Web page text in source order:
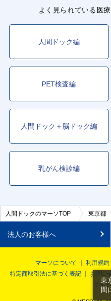
よく見られている医
人間ドック編
PET検査編
人間ドック＋脳ドック編
乳がん検診編
人間ドックのマーソTOP 東京都
法人のお客様へ
マーソについて 利用規約
特定商取引法に基づく表記
お問い
サイ
東
間